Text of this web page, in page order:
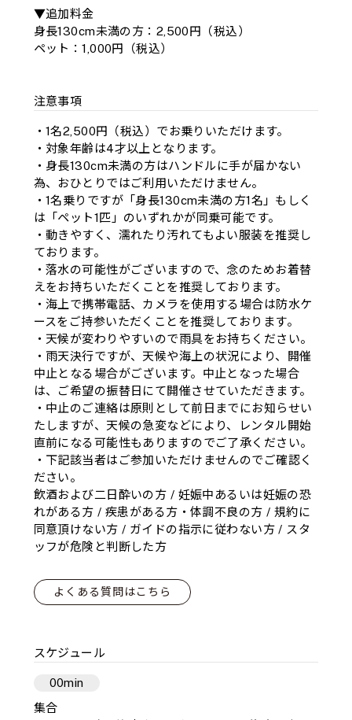
▼追加料金
身長130cm未満の方：2,500円（税込）
ペット：1,000円（税込）
注意事項
・1名2,500円（税込）でお乗りいただけます。
・対象年齢は4才以上となります。
・身長130cm未満の方はハンドルに手が届かない
為、おひとりではご利用いただけません。
・1名乗りですが「身長130cm未満の方1名」もしく
は「ペット1匹」のいずれかが同乗可能です。
・動きやすく、濡れたり汚れてもよい服装を推奨し
ております。
・落水の可能性がございますので、念のためお着替
えをお持ちいただくことを推奨しております。
・海上で携帯電話、カメラを使用する場合は防水ケ
ースをご持参いただくことを推奨しております。
・天候が変わりやすいので雨具をお持ちください。
・雨天決行ですが、天候や海上の状況により、開催
中止となる場合がございます。中止となった場合
は、ご希望の振替日にて開催させていただきます。
・中止のご連絡は原則として前日までにお知らせい
たしますが、天候の急変などにより、レンタル開始
直前になる可能性もありますのでご了承ください。
・下記該当者はご参加いただけませんのでご確認く
ださい。
飲酒および二日酔いの方 / 妊娠中あるいは妊娠の恐
れがある方 / 疾患がある方・体調不良の方 / 規約に
同意頂けない方 / ガイドの指示に従わない方 / スタ
ッフが危険と判断した方
よくある質問はこちら
スケジュール
00min
集合